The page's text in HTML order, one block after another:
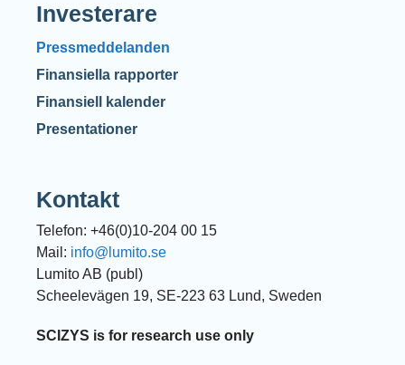
Investerare
Pressmeddelanden
Finansiella rapporter
Finansiell kalender
Presentationer
Kontakt
Telefon: +46(0)10-204 00 15
Mail: info@lumito.se
Lumito AB (publ)
Scheelevägen 19, SE-223 63 Lund, Sweden
SCIZYS is for research use only